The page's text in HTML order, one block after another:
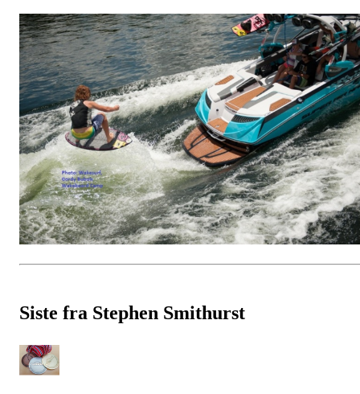
Siste fra Stephen Smithurst